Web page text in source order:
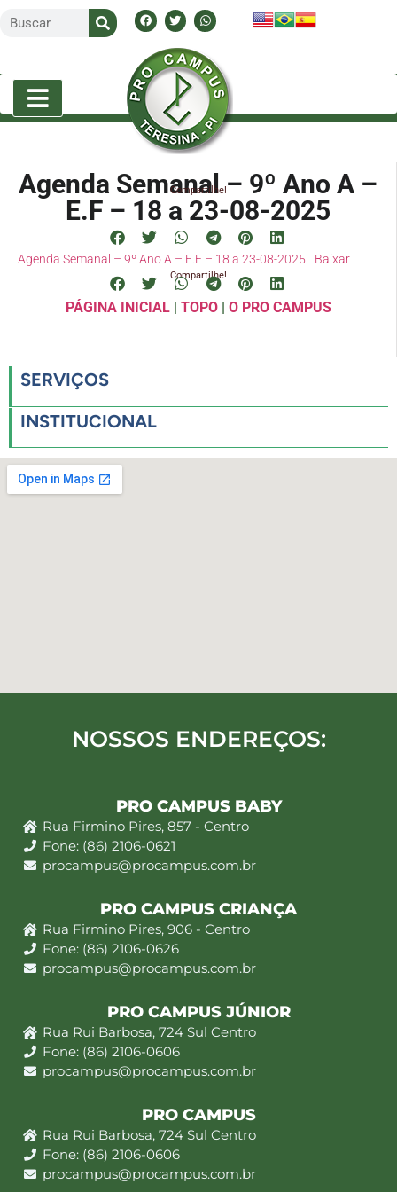
Agenda Semanal – 9º Ano A –
E.F – 18 a 23-08-2025
Compartilhe!
Agenda Semanal – 9º Ano A – E.F – 18 a 23-08-2025 Baixar
Compartilhe!
PÁGINA INICIAL| TOPO| O PRO CAMPUS
SERVIÇOS
INSTITUCIONAL
NOSSOS ENDEREÇOS:
PRO CAMPUS BABY
Rua Firmino Pires, 857 - Centro
Fone: (86) 2106-0621
procampus@procampus.com.br
PRO CAMPUS CRIANÇA
Rua Firmino Pires, 906 - Centro
Fone: (86) 2106-0626
procampus@procampus.com.br
PRO CAMPUS JÚNIOR
Rua Rui Barbosa, 724 Sul Centro
Fone: (86) 2106-0606
procampus@procampus.com.br
PRO CAMPUS
Rua Rui Barbosa, 724 Sul Centro
Fone: (86) 2106-0606
procampus@procampus.com.br